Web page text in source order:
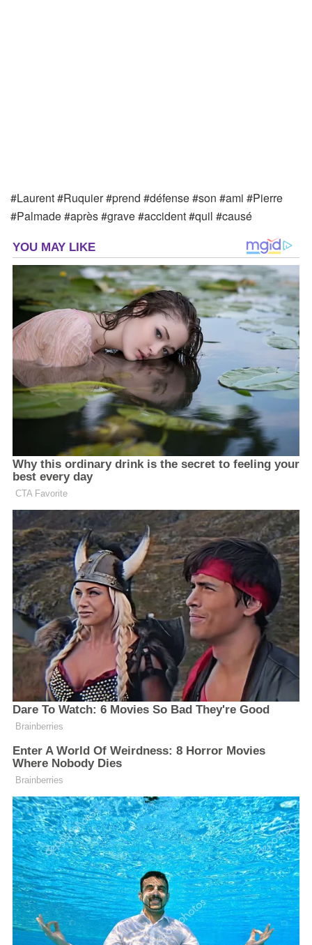
#Laurent #Ruquier #prend #défense #son #ami #Pierre
#Palmade #après #grave #accident #quil #causé